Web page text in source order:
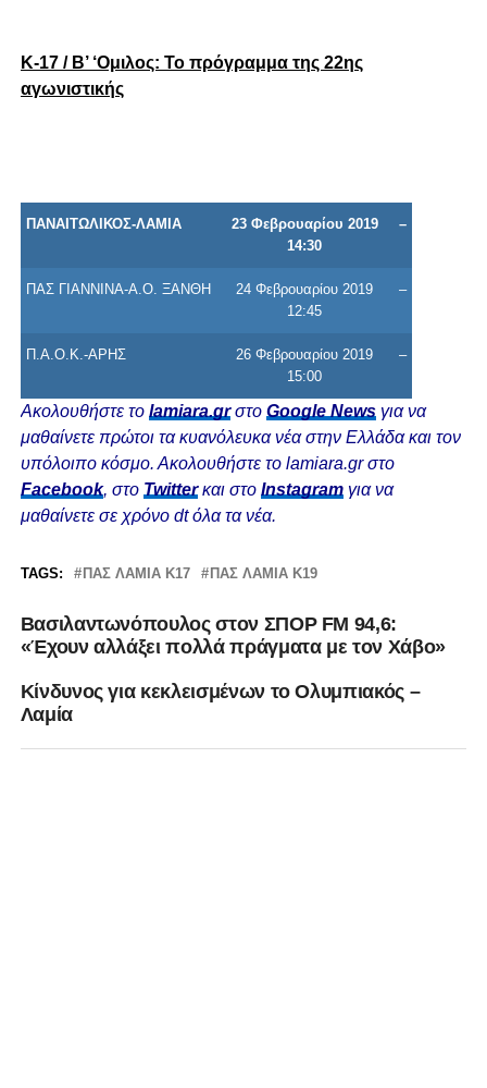
Κ-17 / Β’ ‘Ομιλος: Το πρόγραμμα της 22ης
αγωνιστικής
ΠΑΝΑΙΤΩΛΙΚΟΣ-ΛΑΜΙΑ
23 Φεβρουαρίου 2019
14:30
–
ΠΑΣ ΓΙΑΝΝΙΝΑ-Α.Ο. ΞΑΝΘΗ
24 Φεβρουαρίου 2019
12:45
–
Π.Α.Ο.Κ.-ΑΡΗΣ
26 Φεβρουαρίου 2019
15:00
–
Ακολουθήστε το lamiara.grστο Google Newsγια να
μαθαίνετε πρώτοι τα κυανόλευκα νέα στην Ελλάδα και τον
υπόλοιπο κόσμο. Ακολουθήστε το lamiara.gr στο
Facebook, στο Twitterκαι στο Instagram για να
μαθαίνετε σε χρόνο dt όλα τα νέα.
TAGS: ΠΑΣ ΛΑΜΙΑ Κ17 ΠΑΣ ΛΑΜΙΑ Κ19
Βασιλαντωνόπουλος στον ΣΠΟΡ FM 94,6:
«Έχουν αλλάξει πολλά πράγματα με τον Χάβο»
Κίνδυνος για κεκλεισμένων το Ολυμπιακός –
Λαμία